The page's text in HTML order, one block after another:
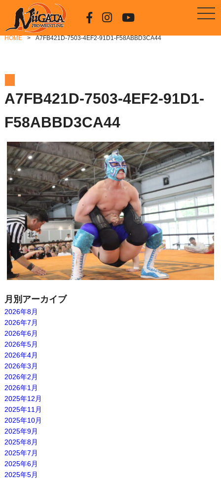
HOME A7FB421D-7503-4EF2-91D1-F58ABBD3CA44
A7FB421D-7503-4EF2-91D1-
F58ABBD3CA44
月別アーカイブ
2026年8月
2026年7月
2026年6月
2026年5月
2026年4月
2026年3月
2026年2月
2026年1月
2025年12月
2025年11月
2025年10月
2025年9月
2025年8月
2025年7月
2025年6月
2025年5月